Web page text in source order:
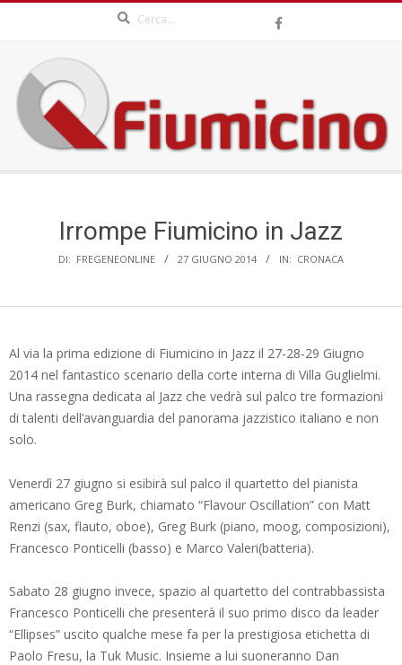
content
QFIUMICINO.COM
Irrompe Fiumicino in Jazz
DI: FREGENEONLINE 27 GIUGNO 2014 IN: CRONACA
Al via la prima edizione di Fiumicino in Jazz il 27-28-29 Giugno
2014 nel fantastico scenario della corte interna di Villa Guglielmi.
Una rassegna dedicata al Jazz che vedrà sul palco tre formazioni
di talenti dell’avanguardia del panorama jazzistico italiano e non
solo.
Venerdì 27 giugno si esibirà sul palco il quartetto del pianista
americano Greg Burk, chiamato “Flavour Oscillation” con Matt
Renzi (sax, flauto, oboe), Greg Burk (piano, moog, composizioni),
Francesco Ponticelli (basso) e Marco Valeri(batteria).
Sabato 28 giugno invece, spazio al quartetto del contrabbassista
Francesco Ponticelli che presenterà il suo primo disco da leader
“Ellipses” uscito qualche mese fa per la prestigiosa etichetta di
Paolo Fresu, la Tuk Music. Insieme a lui suoneranno Dan